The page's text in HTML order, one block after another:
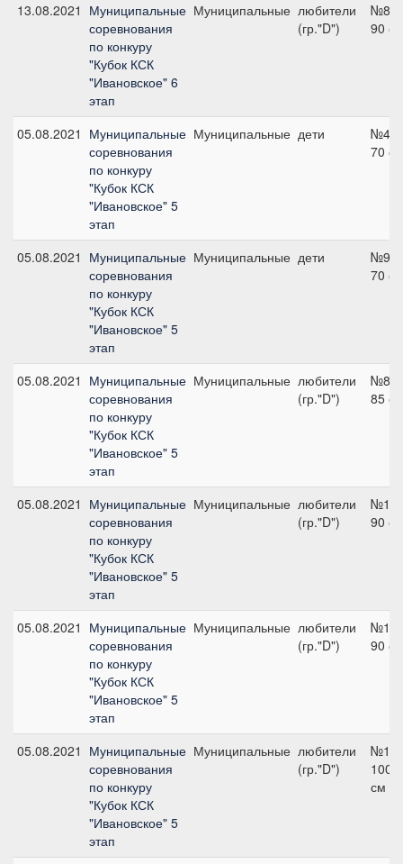
13.08.2021 Муниципальные
соревнования
по конкуру
"Кубок КСК
"Ивановское" 6
этап
Муниципальные любители
(гр."D")
№8,
90 см
05.08.2021 Муниципальные
соревнования
по конкуру
"Кубок КСК
"Ивановское" 5
этап
Муниципальные дети
№4,
70 см
05.08.2021 Муниципальные
соревнования
по конкуру
"Кубок КСК
"Ивановское" 5
этап
Муниципальные дети
№9,
70 см
05.08.2021 Муниципальные
соревнования
по конкуру
"Кубок КСК
"Ивановское" 5
этап
Муниципальные любители
(гр."D")
№8,
85 см
05.08.2021 Муниципальные
соревнования
по конкуру
"Кубок КСК
"Ивановское" 5
этап
Муниципальные любители
(гр."D")
№13,
90 см
05.08.2021 Муниципальные
соревнования
по конкуру
"Кубок КСК
"Ивановское" 5
этап
Муниципальные любители
(гр."D")
№18,
90 см
05.08.2021 Муниципальные
соревнования
по конкуру
"Кубок КСК
"Ивановское" 5
этап
Муниципальные любители
(гр."D")
№18,
100
см